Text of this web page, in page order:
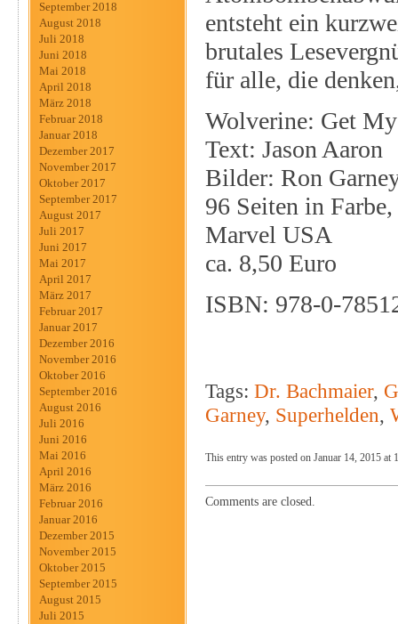
September 2018
August 2018
Juli 2018
Juni 2018
Mai 2018
April 2018
März 2018
Februar 2018
Januar 2018
Dezember 2017
November 2017
Oktober 2017
September 2017
August 2017
Juli 2017
Juni 2017
Mai 2017
April 2017
März 2017
Februar 2017
Januar 2017
Dezember 2016
November 2016
Oktober 2016
September 2016
August 2016
Juli 2016
Juni 2016
Mai 2016
April 2016
März 2016
Februar 2016
Januar 2016
Dezember 2015
November 2015
Oktober 2015
September 2015
August 2015
Juli 2015
entsteht ein
brutales
für alle, die
Wolverine: Get
Text: Jason Aaron
Bilder: Ron
96 Seiten in
Marvel USA
ca. 8,50 Euro
ISBN: 978-0-
Tags: Dr. Bachmaier,
Garney, Superhelden,
This entry was posted on Januar 14, 2015 at
Comments are closed.